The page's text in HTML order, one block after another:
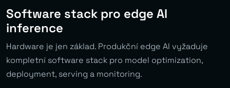
Software stack pro edge AI
inference
Hardware je jen základ. Produkční edge AI vyžaduje
kompletní software stack pro model optimization,
deployment, serving a monitoring.